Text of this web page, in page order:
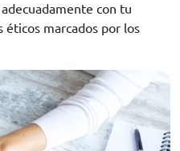
con tu
éticos marcados por los